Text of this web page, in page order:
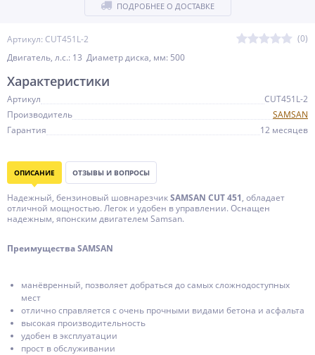
Артикул: CUT451L-2
(0)
Двигатель, л.с.: 13 Диаметр диска, мм: 500
ПОДРОБНЕЕ О ДОСТАВКЕ
Характеристики
Артикул
CUT451L-2
Производитель
SAMSAN
Гарантия
12 месяцев
ОПИСАНИЕ ОТЗЫВЫ И ВОПРОСЫ
Надежный, бензиновый шовнарезчикSAMSAN CUT 451, обладает
отличной мощностью. Легок и удобен в управлении. Оснащен
надежным, японским двигателем Samsan.
Преимущества SAMSAN
манёвренный, позволяет добраться до самых сложнодоступных
мест
отлично справляется с очень прочными видами бетона и асфальта
высокая производительность
удобен в эксплуатации
прост в обслуживании